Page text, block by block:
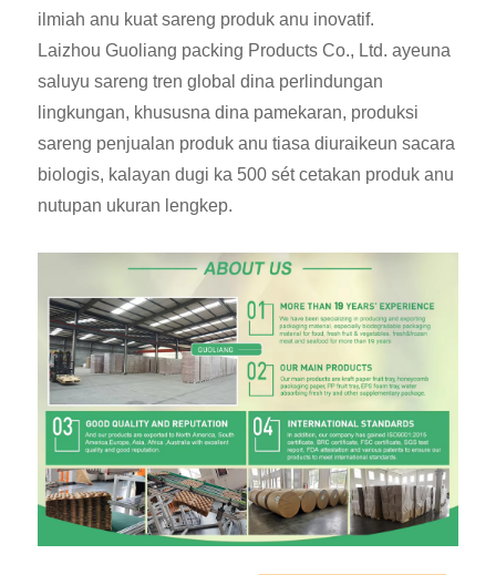
ilmiah anu kuat sareng produk anu inovatif.
Laizhou Guoliang packing Products Co., Ltd. ayeuna
saluyu sareng tren global dina perlindungan
lingkungan, khususna dina pamekaran, produksi
sareng penjualan produk anu tiasa diuraikeun sacara
biologis, kalayan dugi ka 500 sét cetakan produk anu
nutupan ukuran lengkep.